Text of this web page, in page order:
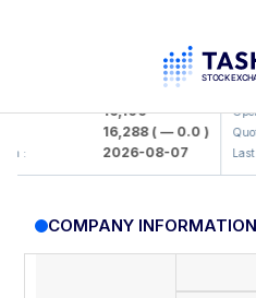
16,100
16,288( — 0.0 )
2026-08-07
Open
Last
COMPANY INFORMATION